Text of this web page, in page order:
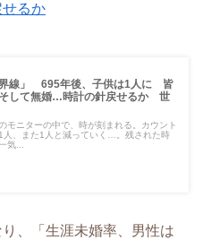
るか
線」 695年後、子供は1人に 皆
して無婚…時計の針戻せるか 世
モニターの中で、時が刻まれる。カウント
人、また1人と減っていく…。残された時
気...
、「生涯未婚率、男性は